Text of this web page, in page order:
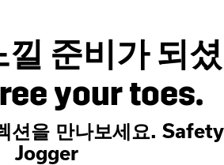
준비가 되셨
your toes.
션을 만나보세요. Safety
Jogger